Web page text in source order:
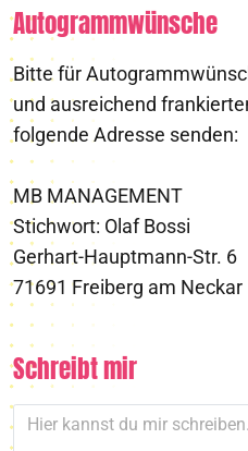
Autogrammwünsche
Bitte für
und ausreichend
folgende Adresse senden:
MB MANAGEMENT
Stichwort: Olaf Bossi
Gerhart-Hauptmann-Str. 6
71691 Freiberg am Neckar
Schreibt mir